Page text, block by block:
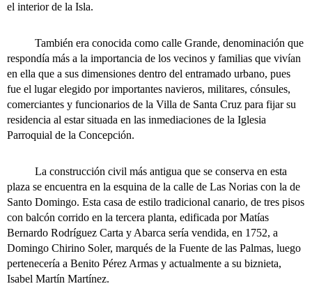
el interior de la Isla.
También era conocida como calle Grande, denominación que
respondía más a la importancia de los vecinos y familias que vivían
en ella que a sus dimensiones dentro del entramado urbano, pues
fue el lugar elegido por importantes navieros, militares, cónsules,
comerciantes y funcionarios de la Villa de Santa Cruz para fijar su
residencia al estar situada en las inmediaciones de la Iglesia
Parroquial de la Concepción.
La construcción civil más antigua que se conserva en esta
plaza se encuentra en la esquina de la calle de Las Norias con la de
Santo Domingo. Esta casa de estilo tradicional canario, de tres pisos
con balcón corrido en la tercera planta, edificada por Matías
Bernardo Rodríguez Carta y Abarca sería vendida, en 1752, a
Domingo Chirino Soler, marqués de la Fuente de las Palmas, luego
pertenecería a Benito Pérez Armas y actualmente a su biznieta,
Isabel Martín Martínez.